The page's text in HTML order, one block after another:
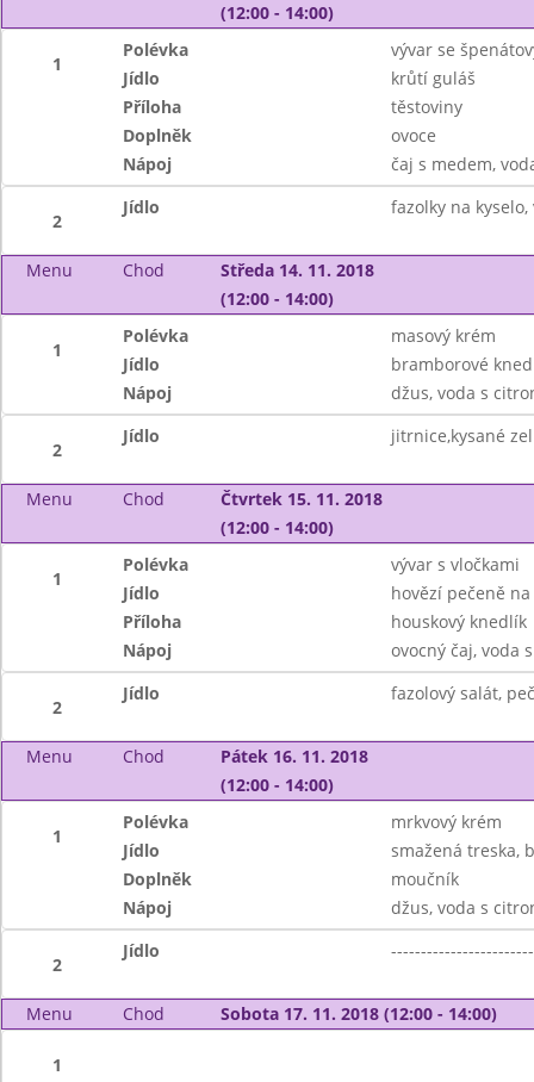
(12:00 - 14:00)
1
Polévka
vývar se
Jídlo
krůtí guláš
Příloha
těstoviny
Doplněk
ovoce
Nápoj
čaj s medem,
2
Jídlo fazolky na
Menu Chod
Středa 14. 11. 2018
(12:00 - 14:00)
1
Polévka
masový krém
Jídlo
bramborové
Nápoj
džus, voda s
2
Jídlo jitrnice,kysané
Menu Chod
Čtvrtek 15. 11. 2018
(12:00 - 14:00)
1
Polévka
vývar s vločkami
Jídlo
hovězí pečeně
Příloha
houskový knedlík
Nápoj
ovocný čaj, voda
2
Jídlo fazolový salát,
Menu Chod
Pátek 16. 11. 2018
(12:00 - 14:00)
1
Polévka
mrkvový krém
Jídlo
smažená treska,
Doplněk
moučník
Nápoj
džus, voda s
2
Jídlo
Menu Chod Sobota 17. 11. 2018 (12:00 - 14:00)
1